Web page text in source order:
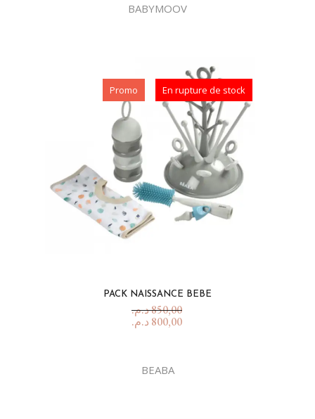
BABYMOOV
Promo En rupture de stock
PACK NAISSANCE BEBE
850,00د.م.
800,00 د.م.
BEABA